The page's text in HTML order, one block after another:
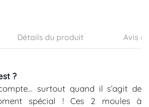
Détails du produit Avis
?
surtout quand il s’agit de
spécial ! Ces 2 moules à